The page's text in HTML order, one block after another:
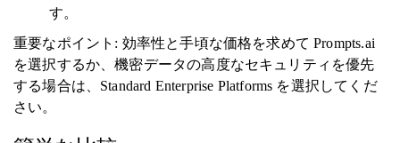
す。
重要なポイント: 効率性と手頃な価格を求めて Prompts.ai
を選択するか、機密データの高度なセキュリティを優先
する場合は、Standard Enterprise Platforms を選択してくだ
さい。